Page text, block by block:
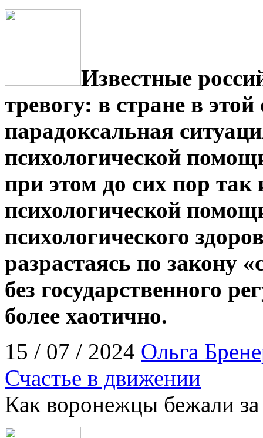
Известные
тревогу: в стране в
парадоксальная
психологической
при этом до сих пор так
психологической
психологического
разрастаясь по закону
без государственного
более хаотично.
15 / 07 / 2024 Ольга
Счастье в движении
Как воронежцы бежали